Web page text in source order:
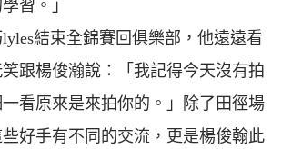
習。」
結束全錦賽回俱樂部，他遠遠看
跟楊俊瀚說：「我記得今天沒有拍
看原來是來拍你的。」除了田徑場
好手有不同的交流，更是楊俊翰此